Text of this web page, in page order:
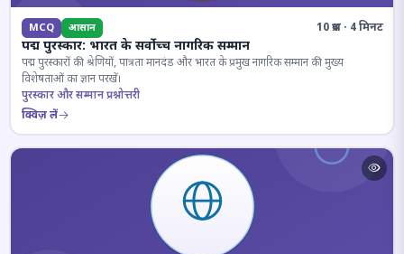
MCQ आसान 10 प्रश्न · 4 मिनट
पद्म पुरस्कार: भारत के सर्वोच्च नागरिक सम्मान
पद्म पुरस्कारों की श्रेणियों, पात्रता मानदंड और भारत के प्रमुख नागरिक सम्मान की मुख्य
विशेषताओं का ज्ञान परखें।
पुरस्कार और सम्मान प्रश्नोत्तरी
क्विज़ लें